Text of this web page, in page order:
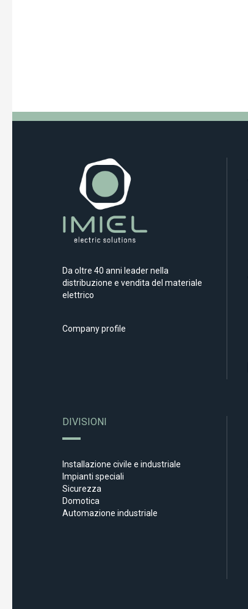
Da oltre 40 anni leader nella
distribuzione e vendita del materiale
elettrico
Company profile
DIVISIONI
Installazione civile e industriale
Impianti speciali
Sicurezza
Domotica
Automazione industriale